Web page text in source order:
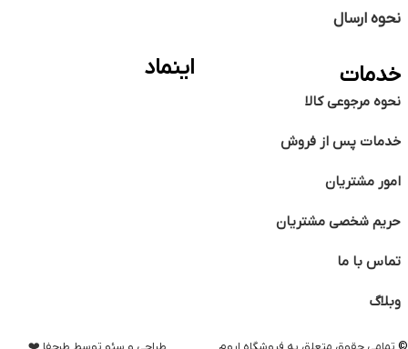
نحوه ارسال
خدمات
نحوه مرجوعی کالا
خدمات پس از فروش
امور مشتریان
حریم شخصی مشتریان
تماس با ما
وبلاگ
اینماد